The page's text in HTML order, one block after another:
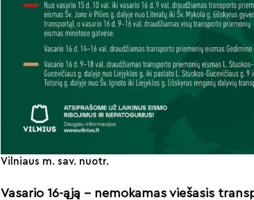
Vilniaus m. sav. nuotr.
Vasario 16-ąją – nemokamas viešasis